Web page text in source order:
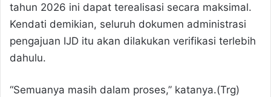
tahun 2026 ini dapat terealisasi secara maksimal.
Kendati demikian, seluruh dokumen administrasi
pengajuan IJD itu akan dilakukan verifikasi terlebih
dahulu.
“Semuanya masih dalam proses,” katanya.(Trg)